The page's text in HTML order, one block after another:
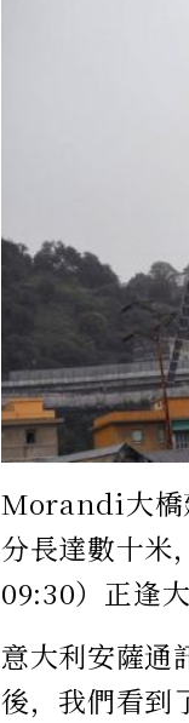
Morandi大橋
分長達數十米
09:30）正逢
意大利安薩
後，我們看到